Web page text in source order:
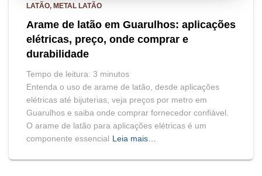
LATÃO METAL LATÃO
Arame de latão em Guarulhos: aplicações
elétricas, preço, onde comprar e
durabilidade
Tempo de leitura: 3 minutos
Entenda o uso de arame de latão, desde aplicações
elétricas até bijuterias, veja preços por metro em
Guarulhos e saiba onde comprar fornecedor confiável.
O arame de latão para aplicações elétricas é um
componente essencial Leia mais…